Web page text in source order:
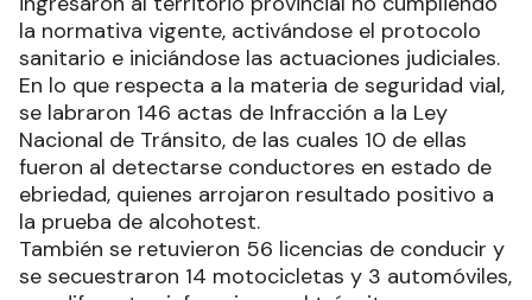
la normativa vigente, activándose el protocolo
sanitario e iniciándose las actuaciones judiciales.
En lo que respecta a la materia de seguridad vial,
se labraron 146 actas de Infracción a la Ley
Nacional de Tránsito, de las cuales 10 de ellas
fueron al detectarse conductores en estado de
ebriedad, quienes arrojaron resultado positivo a
la prueba de alcohotest.
También se retuvieron 56 licencias de conducir y
se secuestraron 14 motocicletas y 3 automóviles,